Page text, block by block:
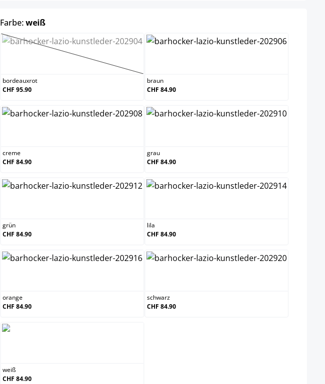
Farbe:weißauswählen
bordeauxrot
(Diese Option ist zurzeit nicht verfügbar.)
bordeauxrot
CHF 95.90
braun
CHF 84.90
creme
CHF 84.90
grau
CHF 84.90
grün
CHF 84.90
lila
CHF 84.90
orange
CHF 84.90
schwarz
CHF 84.90
weiß
CHF 84.90